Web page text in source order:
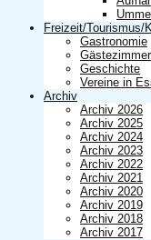
Freizeit/Tourismus/
Gastronomie
Gästezimmer
Geschichte
Vereine in
Archiv
Archiv 2026
Archiv 2025
Archiv 2024
Archiv 2023
Archiv 2022
Archiv 2021
Archiv 2020
Archiv 2019
Archiv 2018
Archiv 2017